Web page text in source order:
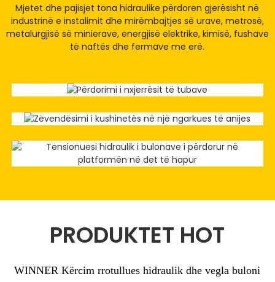
Mjetet dhe pajisjet tona hidraulike përdoren gjerësisht në
industrinë e instalimit dhe mirëmbajtjes së urave, metrosë,
metalurgjisë së minierave, energjisë elektrike, kimisë, fushave
të naftës dhe fermave me erë.
PRODUKTET HOT
WINNER Kërcim rrotullues hidraulik dhe vegla buloni